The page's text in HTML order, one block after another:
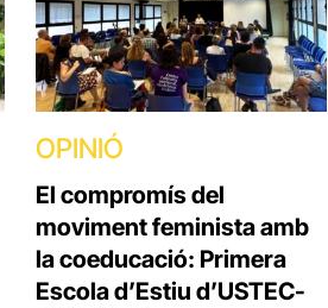
OPINIÓ
El compromís del
moviment feminista amb
la coeducació: Primera
Escola d’Estiu d’USTEC-